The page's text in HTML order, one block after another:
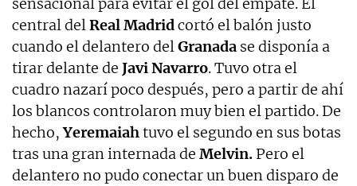
central delReal Madridcortó el balón justo
cuando el delantero delGranada se disponía a
tirar delante de Javi Navarro. Tuvo otra el
cuadro nazarí poco después, pero a partir de ahí
los blancos controlaron muy bien el partido. De
hecho,Yeremaiahtuvo el segundo en sus botas
tras una gran internada de Melvin. Pero el
delantero no pudo conectar un buen disparo de